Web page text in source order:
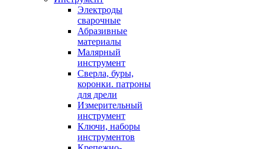
Электроды
сварочные
Абразивные
материалы
Малярный
инструмент
Сверла, буры,
коронки. патроны
для дрели
Измерительный
инструмент
Ключи, наборы
инструментов